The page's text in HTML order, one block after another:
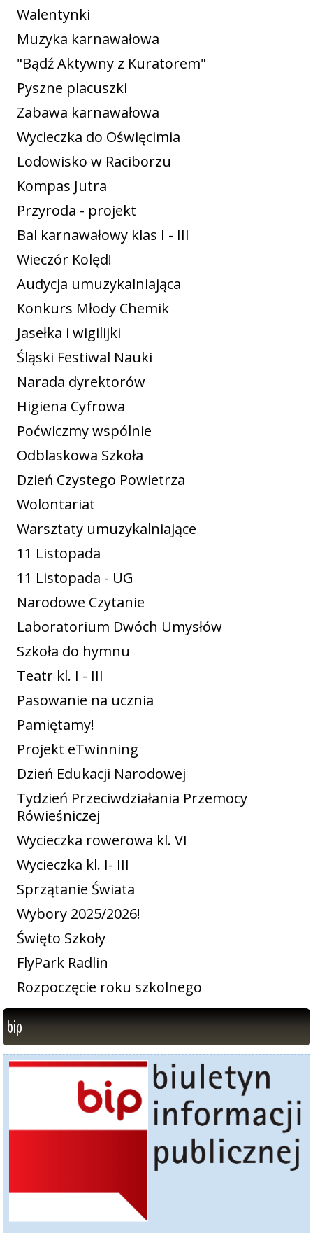
Walentynki
Muzyka karnawałowa
"Bądź Aktywny z Kuratorem"
Pyszne placuszki
Zabawa karnawałowa
Wycieczka do Oświęcimia
Lodowisko w Raciborzu
Kompas Jutra
Przyroda - projekt
Bal karnawałowy klas I - III
Wieczór Kolęd!
Audycja umuzykalniająca
Konkurs Młody Chemik
Jasełka i wigilijki
Śląski Festiwal Nauki
Narada dyrektorów
Higiena Cyfrowa
Poćwiczmy wspólnie
Odblaskowa Szkoła
Dzień Czystego Powietrza
Wolontariat
Warsztaty umuzykalniające
11 Listopada
11 Listopada - UG
Narodowe Czytanie
Laboratorium Dwóch Umysłów
Szkoła do hymnu
Teatr kl. I - III
Pasowanie na ucznia
Pamiętamy!
Projekt eTwinning
Dzień Edukacji Narodowej
Tydzień Przeciwdziałania Przemocy
Rówieśniczej
Wycieczka rowerowa kl. VI
Wycieczka kl. I- III
Sprzątanie Świata
Wybory 2025/2026!
Święto Szkoły
FlyPark Radlin
Rozpoczęcie roku szkolnego
bip